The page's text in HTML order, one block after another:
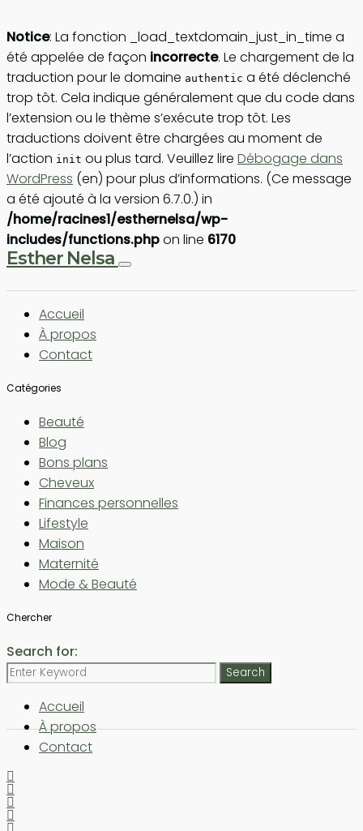
Notice: La fonction _load_textdomain_just_in_time a
été appelée de façon incorrecte. Le chargement de la
traduction pour le domaine authentic a été déclenché
trop tôt. Cela indique généralement que du code dans
l’extension ou le thème s’exécute trop tôt. Les
traductions doivent être chargées au moment de
l’action init ou plus tard. Veuillez lire Débogage dans
WordPress (en) pour plus d’informations. (Ce message
a été ajouté à la version 6.7.0.) in
/home/racines1/esthernelsa/wp-
includes/functions.phpon line 6170
Esther Nelsa
Accueil
À propos
Contact
Catégories
Beauté
Blog
Bons plans
Cheveux
Finances personnelles
Lifestyle
Maison
Maternité
Mode & Beauté
Chercher
Search for:
Search
Accueil
À propos
Contact